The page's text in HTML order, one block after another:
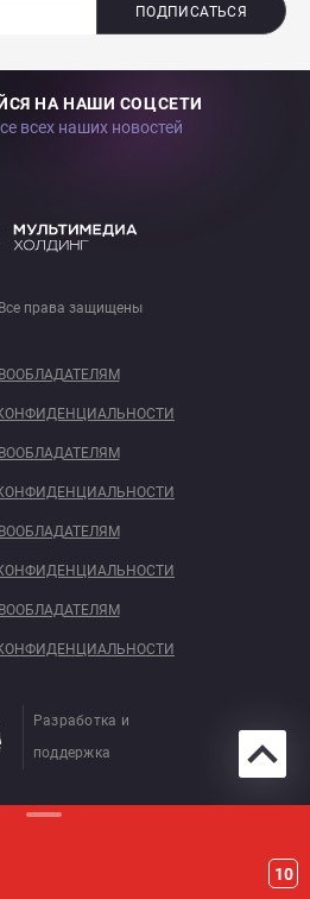
ПОДПИСАТЬСЯ
НА НАШИ СОЦСЕТИ
всех наших новостей
права защищены
Разработка и
поддержка
10